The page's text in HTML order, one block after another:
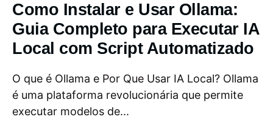
Como Instalar e Usar Ollama:
Guia Completo para Executar IA
Local com Script Automatizado
O que é Ollama e Por Que Usar IA Local? Ollama
é uma plataforma revolucionária que permite
executar modelos de...